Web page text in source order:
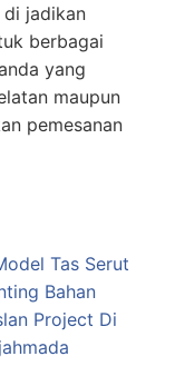
di jadikan
berbagai
yang
maupun
pemesanan